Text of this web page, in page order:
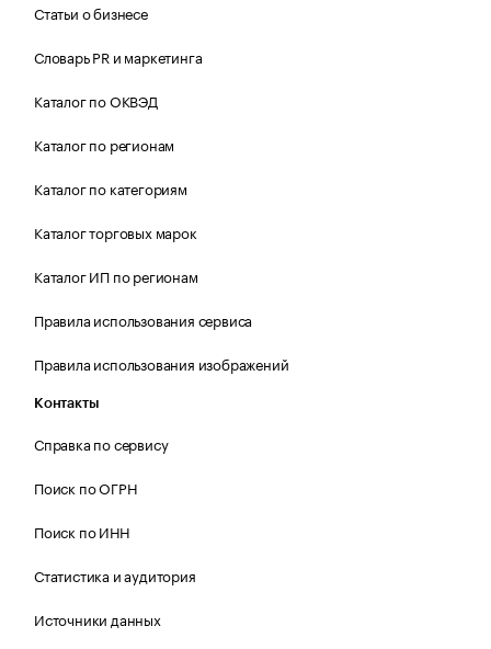
Статьи о бизнесе
Словарь PR и маркетинга
Каталог по ОКВЭД
Каталог по регионам
Каталог по категориям
Каталог торговых марок
Каталог ИП по регионам
Правила использования сервиса
Правила использования изображений
Контакты
Справка по сервису
Поиск по ОГРН
Поиск по ИНН
Статистика и аудитория
Источники данных